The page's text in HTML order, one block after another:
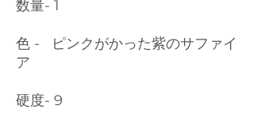
数量- 1
色 - ピンクがかった紫のサファイ
ア
硬度- 9